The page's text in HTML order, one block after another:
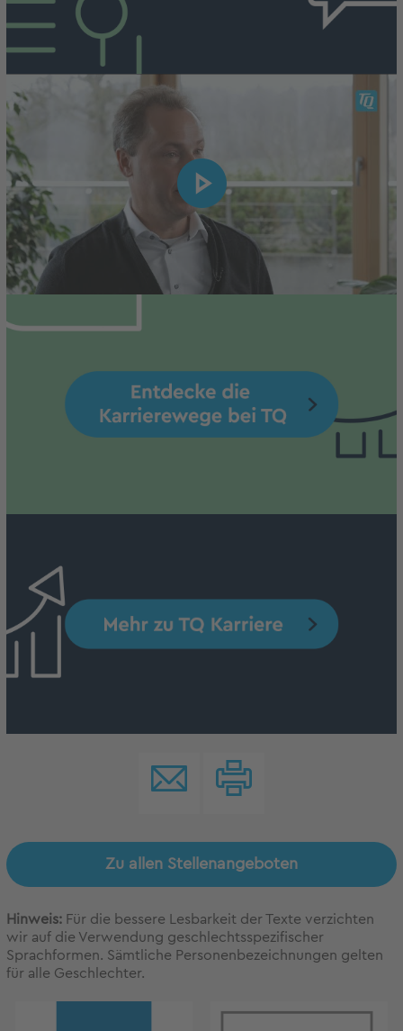
Zu allen Stellenangeboten
Hinweis: Für die bessere Lesbarkeit der Texte verzichten
wir auf die Verwendung geschlechtsspezifischer
Sprachformen. Sämtliche Personenbezeichnungen gelten
für alle Geschlechter.